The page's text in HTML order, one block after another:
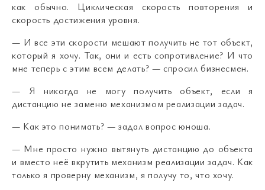
как обычно. Циклическая скорость повторения и
скорость достижения уровня.
— И все эти скорости мешают получить не тот объект,
который я хочу. Так, они и есть сопротивление? И что
мне теперь с этим всем делать? — спросил бизнесмен.
— Я никогда не могу получить объект, если я
дистанцию не заменю механизмом реализации задач.
— Как это понимать? — задал вопрос юноша.
— Мне просто нужно вытянуть дистанцию до объекта
и вместо неё вкрутить механизм реализации задач. Как
только я проверну механизм, я получу то, что хочу.